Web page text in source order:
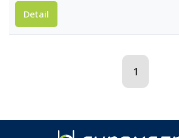
Detail
1